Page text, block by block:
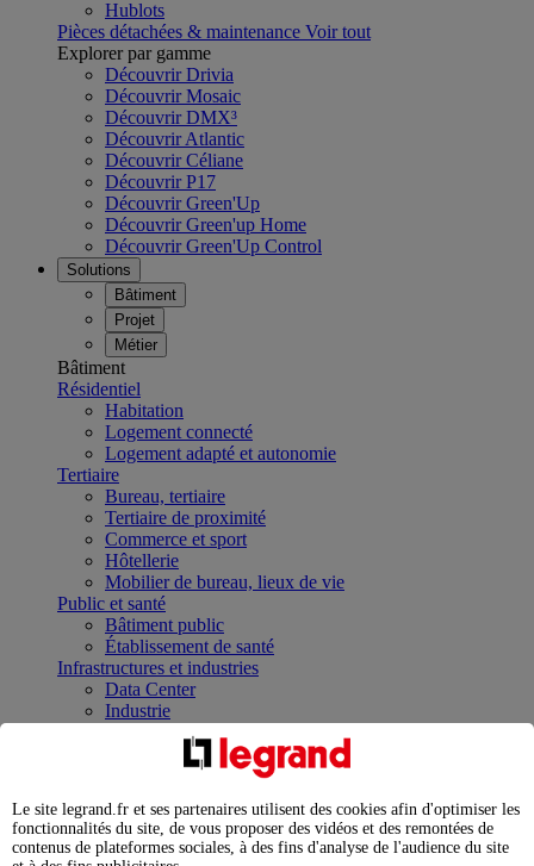
Hublots
Pièces détachées & maintenance Voir tout
Explorer par gamme
Découvrir Drivia
Découvrir Mosaic
Découvrir DMX³
Découvrir Atlantic
Découvrir Céliane
Découvrir P17
Découvrir Green'Up
Découvrir Green'up Home
Découvrir Green'Up Control
Solutions
Bâtiment
Projet
Métier
Bâtiment
Résidentiel
Habitation
Logement connecté
Logement adapté et autonomie
Tertiaire
Bureau, tertiaire
Tertiaire de proximité
Commerce et sport
Hôtellerie
Mobilier de bureau, lieux de vie
Public et santé
Bâtiment public
Établissement de santé
Infrastructures et industries
Data Center
Industrie
Infrastructures
Contrôler et planifier le fonctionnement des appareils
Répartir et optimiser son tableau électrique
Legrand Data Center Solutions : concentrer les
expertises au service de vos performances
Le site legrand.fr et ses partenaires utilisent des cookies afin d'optimiser les
fonctionnalités du site, de vous proposer des vidéos et des remontées de
contenus de plateformes sociales, à des fins d'analyse de l'audience du site